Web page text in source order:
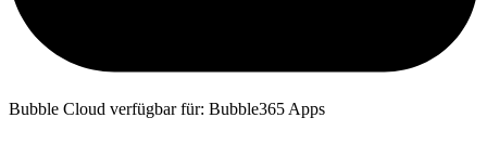
Bubble Cloud verfügbar für: Bubble365 Apps